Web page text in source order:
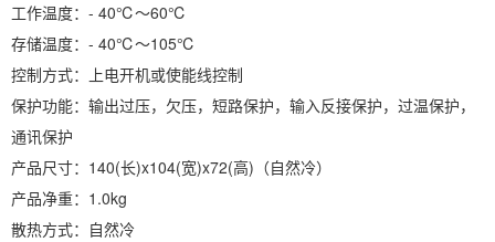
工作温度：- 40℃～60℃
存储温度：- 40℃～105℃
控制方式：上电开机或使能线控制
保护功能：输出过压，欠压，短路保护，输入反接保护，过温保护，
通讯保护
产品尺寸：140(长)x104(宽)x72(高)（自然冷）
产品净重：1.0kg
散热方式：自然冷